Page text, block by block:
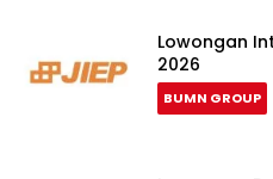
Lowongan
2026
BUMN GROUP